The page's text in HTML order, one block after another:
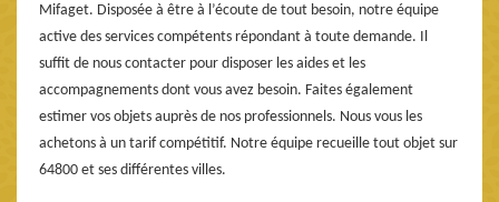
Mifaget. Disposée à être à l’écoute de tout besoin, notre équipe
active des services compétents répondant à toute demande. Il
suffit de nous contacter pour disposer les aides et les
accompagnements dont vous avez besoin. Faites également
estimer vos objets auprès de nos professionnels. Nous vous les
achetons à un tarif compétitif. Notre équipe recueille tout objet sur
64800 et ses différentes villes.